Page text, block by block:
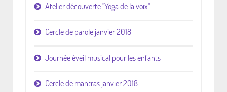
Atelier découverte "Yoga de la voix"
Cercle de parole janvier 2018
Journée éveil musical pour les enfants
Cercle de mantras janvier 2018